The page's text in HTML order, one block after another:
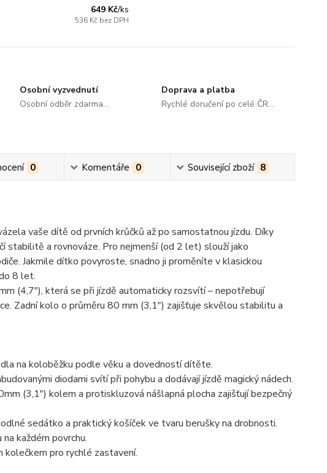
649 Kč/ks
536 Kč bez DPH
Osobní vyzvednutí
Osobní odběr zdarma...
Doprava a platba
Rychlé doručení po celé ČR...
0 Komentáře 0 Související zboží 8
vaše dítě od prvních krůčků až po samostatnou jízdu. Díky
stabilitě a rovnováze. Pro nejmenší (od 2 let) slouží jako
Jakmile dítko povyroste, snadno ji proměníte v klasickou
8 let.
(4,7"), která se při jízdě automaticky rozsvítí – nepotřebují
Zadní kolo o průměru 80 mm (3,1") zajišťuje skvělou stabilitu a
na koloběžku podle věku a dovedností dítěte.
diodami svítí při pohybu a dodávají jízdě magický nádech.
(3,1") kolem a protiskluzová nášlapná plocha zajišťují bezpečný
sedátko a praktický košíček ve tvaru berušky na drobnosti.
každém povrchu.
kolečkem pro rychlé zastavení.